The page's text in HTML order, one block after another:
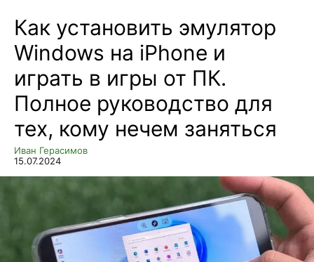
Как установить эмулятор
Windows на iPhone и
играть в игры от ПК.
Полное руководство для
тех, кому нечем заняться
Иван Герасимов
15.07.2024